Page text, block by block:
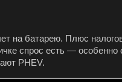
на батарею. Плюс
спрос есть — особенно
PHEV.